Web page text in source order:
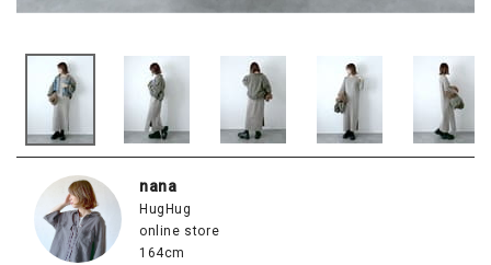
nana
HugHug
online store
164cm